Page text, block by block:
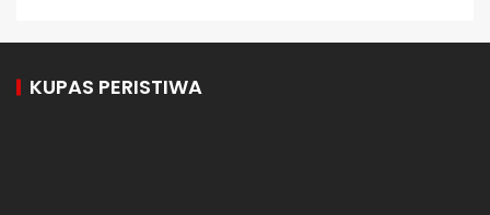
KUPAS PERISTIWA